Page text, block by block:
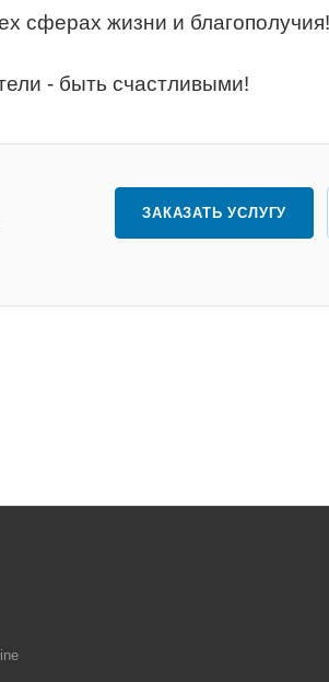
сферах жизни и благополучия!
- быть счастливыми!
ЗАКАЗАТЬ УСЛУГУ